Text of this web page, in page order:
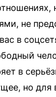
не
в
в
но для